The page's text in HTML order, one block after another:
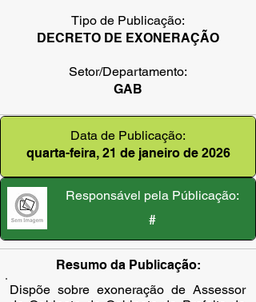
Tipo de Publicação:
DECRETO DE EXONERAÇÃO
Setor/Departamento:
GAB
Data de Publicação:
quarta-feira, 21 de janeiro de 2026
Responsável pela Públicação:
#
Resumo da Publicação:
Dispõe sobre exoneração de Assessor